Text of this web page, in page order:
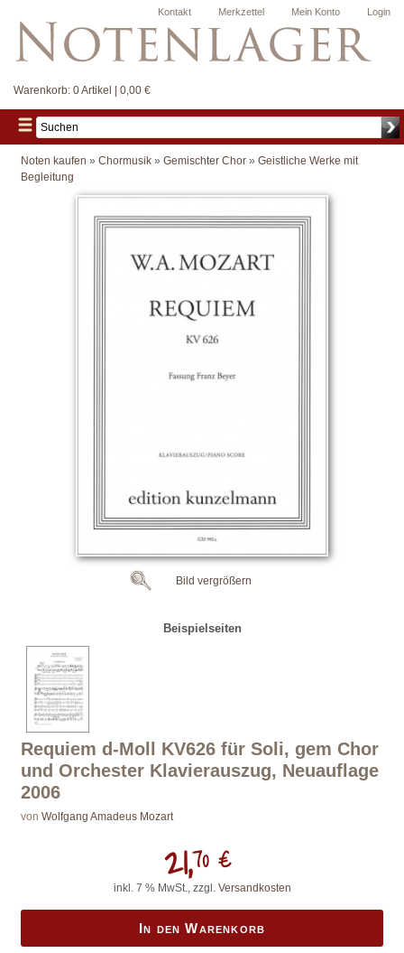
Login
Mein Konto
Merkzettel
Kontakt
Warenkorb: 0 Artikel | 0,00 €
Noten kaufen » Chormusik » Gemischter Chor » Geistliche Werke mit
Begleitung
Requiem d-Moll KV626 für Soli, gem Chor
und Orchester Klavierauszug, Neuauflage
2006
von Wolfgang Amadeus Mozart
21,70 €
inkl. 7 % MwSt., zzgl. Versandkosten
In den Warenkorb
Bild vergrößern
Beispielseiten